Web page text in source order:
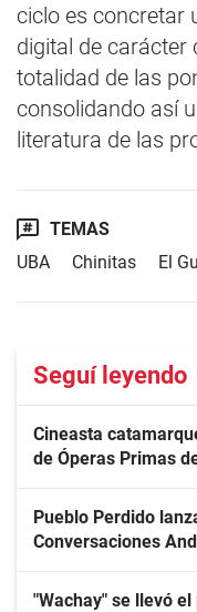
ciclo es concretar
digital de carácter
totalidad de las
consolidando así
literatura de las
TEMAS
UBA
Chinitas El
Seguí leyendo
Cineasta
de Óperas Primas
Pueblo Perdido
Conversaciones
"Wachay" se llevó